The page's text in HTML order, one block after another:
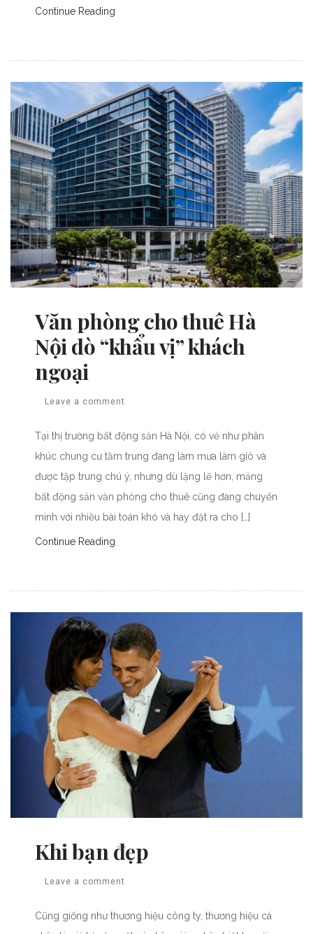
Continue Reading
Văn phòng cho thuê Hà
Nội dò “khẩu vị” khách
ngoại
Leave a comment
Tại thị trường bất động sản Hà Nội, có vẻ như phân
khúc chung cư tầm trung đang làm mưa làm gió và
được tập trung chú ý, nhưng dù lặng lẽ hơn, mảng
bất động sản văn phòng cho thuê cũng đang chuyển
mình với nhiều bài toán khó và hay đặt ra cho […]
Continue Reading
Khi bạn đẹp
Leave a comment
Cũng giống như thương hiệu công ty, thương hiệu cá